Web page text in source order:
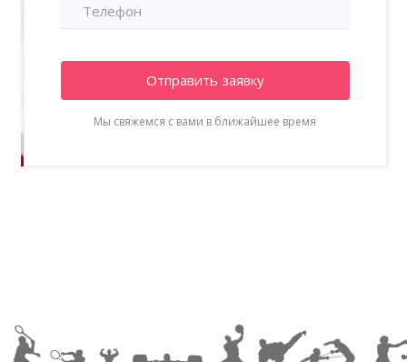
Отправить заявку
Мы свяжемся с вами в ближайшее время